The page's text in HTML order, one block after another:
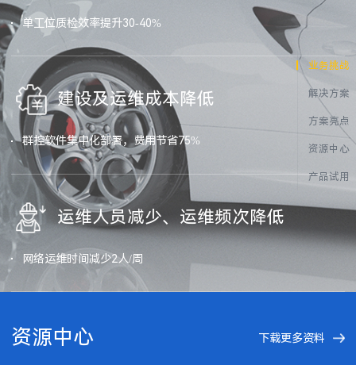
业务挑战
解决方案
方案亮点
资源中心
产品试用
单工位质检效率提升30-40%
建设及运维成本降低
群控软件集中化部署，费用节省75%
运维人员减少、运维频次降低
网络运维时间减少2人/周
资源中心 下载更多资料